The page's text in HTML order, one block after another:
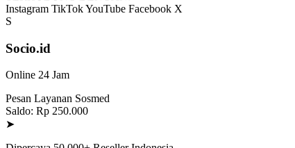
Instagram TikTokYouTube Facebook X
S
Socio.id
Online 24 Jam
Pesan Layanan Sosmed
Saldo: Rp 250.000
➤